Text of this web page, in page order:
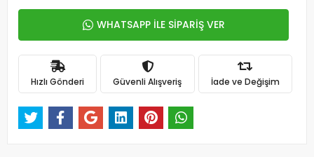
WHATSAPP İLE SİPARİŞ VER
Hızlı Gönderi Güvenli Alışveriş İade ve Değişim